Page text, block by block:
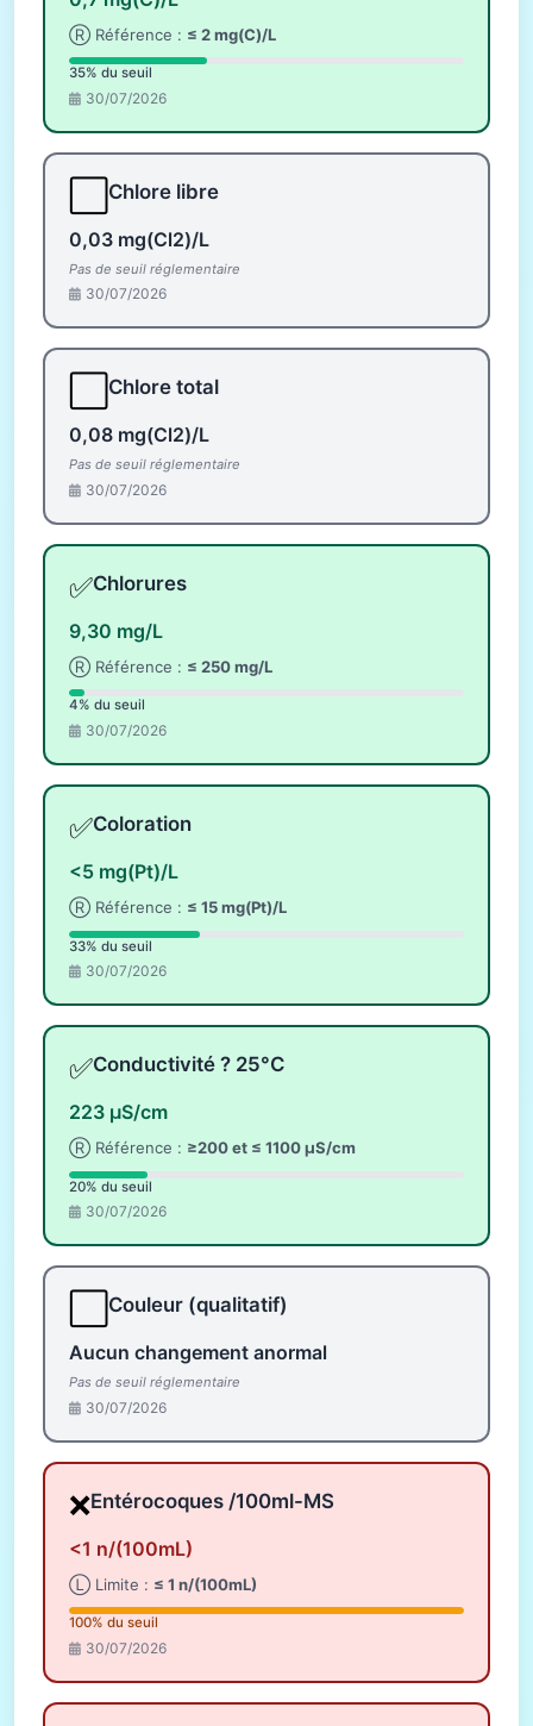
Ⓡ Référence : ≤ 2 mg(C)/L
35% du seuil
30/07/2026
Chlore libre
0,03 mg(Cl2)/L
Pas de seuil réglementaire
30/07/2026
Chlore total
0,08 mg(Cl2)/L
Pas de seuil réglementaire
30/07/2026
✅Chlorures
9,30 mg/L
Ⓡ Référence : ≤ 250 mg/L
4% du seuil
30/07/2026
✅Coloration
<5 mg(Pt)/L
Ⓡ Référence : ≤ 15 mg(Pt)/L
33% du seuil
30/07/2026
✅Conductivité ? 25°C
223 µS/cm
Ⓡ Référence : ≥200 et ≤ 1100 µS/cm
20% du seuil
30/07/2026
Couleur (qualitatif)
Aucun changement anormal
Pas de seuil réglementaire
30/07/2026
❌Entérocoques /100ml-MS
<1 n/(100mL)
Ⓛ Limite : ≤ 1 n/(100mL)
100% du seuil
30/07/2026